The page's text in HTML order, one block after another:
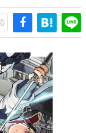
与えた影響を探る企
トピック・タイト
ューや識者による
る決定版！
ーの青春〜
マンガ家・田中圭
ガです。